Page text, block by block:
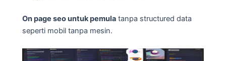
On page seo untuk pemula tanpa structured data
seperti mobil tanpa mesin.